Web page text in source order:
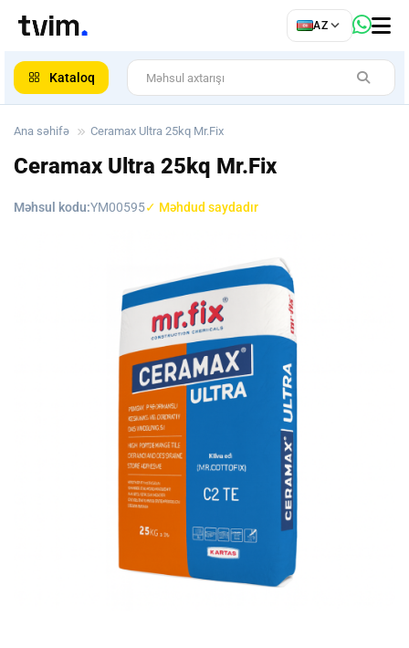
AZ
Kataloq
Ana səhifə Ceramax Ultra 25kq Mr.Fix
Ceramax Ultra 25kq Mr.Fix
Məhsul kodu:YM00595✓ Məhdud saydadır